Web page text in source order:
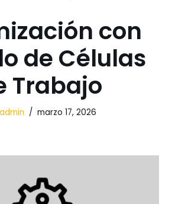
con
de Células
Trabajo
admin marzo 17, 2026